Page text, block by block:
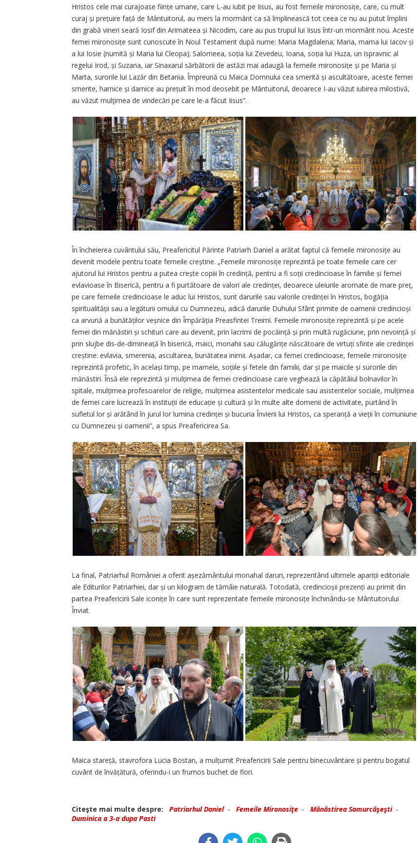
Hristos cele mai curajoase ființe umane, care L-au iubit pe Iisus, au fost femeile mironosițe, care, cu mult
curaj și prețuire față de Mântuitorul, au mers la mormânt ca să împlinească tot ceea ce nu au putut împlini
din grabă vineri seară Iosif din Arimateea și Nicodim, care au pus trupul lui Iisus într-un mormânt nou. Aceste
femei mironosițe sunt cunoscute în Noul Testament după nume: Maria Mag­dalena; Maria, mama lui Iacov și
a lui Iosie (numită și Maria lui Cleopa); Salomeea, soția lui Zevedeu, Ioana, soția lui Huza, un ispravnic al
regelui Irod, și Suzana, iar Sinaxarul sărbătorii de astăzi mai adaugă la femeile mironosițe și pe Maria și
Marta, surorile lui Lazăr din Betania. Împreună cu Maica Domnului cea smerită și ascultătoare, aceste femei
smerite, harnice și darnice au prețuit în mod deosebit pe Mântuitorul, deoarece I-au văzut iubirea milostivă,
au văzut mulţimea de vindecări pe care le-a făcut Iisus”.
În încheierea cuvântului său, Preafericitul Părinte Patriarh Daniel a arătat faptul că femeile mironosițe au
devenit modele pentru toate femeile creștine. „Femeile mironosițe reprezintă pe toate femeile care cer
ajutorul lui Hristos pentru a putea crește copiii în credință, pentru a fi soții credincioase în familie și femei
evlavioase în Biserică, pentru a fi purtătoare de valori ale credinței, deoarece uleiurile aromate de mare preț,
pe care femeile credincioase le aduc lui Hristos, sunt darurile sau valorile credinței în Hristos, bogăția
spiritualității sau a legăturii omului cu Dumnezeu, adică darurile Duhului Sfânt primite de oamenii credincioși
ca arvună a bunătăților veșnice din Împărăția Preasfintei Treimi. Femeile mironosițe reprezintă și pe acele
femei din mănăstiri și schituri care au devenit, prin lacrimi de pocăință și prin multă rugăciune, prin nevoință și
prin slujbe dis-de-dimineață în biserică, maici, monahii sau călugărițe născătoare de virtuți sfinte ale credin­ței
creștine: evlavia, smerenia, ascultarea, bunătatea inimii. Așa­dar, ca femei credincioase, femeile mironosițe
reprezintă profetic, în același timp, pe mamele, soțiile și fetele din familii, dar și pe maicile și surorile din
mănăstiri. Însă ele reprezintă și mulțimea de femei credincioase care veghează la căpătâiul bolnavilor în
spitale, mulți­mea profesoarelor de religie, mul­țimea asistentelor medicale sau asistentelor sociale, mulțimea
de femei care lucrează în instituții de educație și cultură și în multe alte domenii de activitate, purtând în
sufletul lor și arătând în jurul lor lumina credinței și bucuria Învierii lui Hristos, ca speranță a vieții în comuniune
cu Dumnezeu și oamenii”, a spus Preafericirea Sa.
La final, Patriarhul României a oferit așezământului monahal daruri, reprezentând ultimele apa­riții editoriale
ale Editurilor Patriarhiei, dar și un kilogram de tămâie naturală. Totodată, credin­cioșii prezenți au primit din
partea Preafericirii Sale iconițe în care sunt reprezentate femeile mirono­sițe închinându-se Mântuitorului
Înviat.
Maica stareță, stavrofora Lucia Bostan, a mulțumit Preafericirii Sale pentru binecuvântare și pentru bogatul
cuvânt de învățătură, oferindu-i un frumos buchet de flori.
Citeşte mai multe despre: Patriarhul Daniel- Femeile Mironosiţe - Mănăstirea Samurcăşeşti-
Duminica a 3-a dupa Pasti